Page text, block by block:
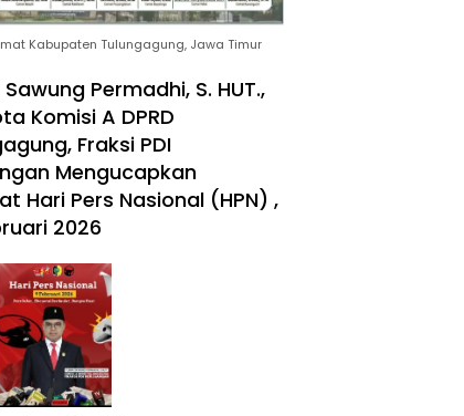
Kabupaten Tulungagung, Jawa Timur
Permadhi, S. HUT.,
Komisi A DPRD
Fraksi PDI
Mengucapkan
Hari Pers Nasional (HPN) ,
2026